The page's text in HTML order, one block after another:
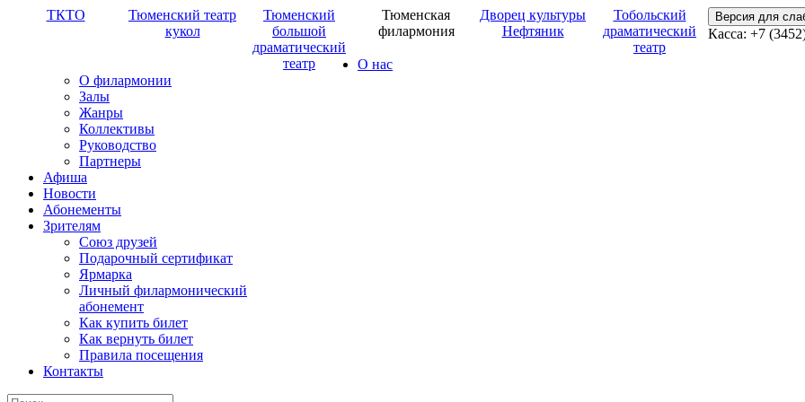
ТКТО
Тюменский театр
кукол
Тюменский
большой
драматический
театр
Тюменская
филармония
Дворец культуры
Нефтяник
Тобольский
драматический
театр
Версия для
Касса: +7
О нас
О филармонии
Залы
Жанры
Коллективы
Руководство
Партнеры
Афиша
Новости
Абонементы
Зрителям
Союз друзей
Подарочный сертификат
Ярмарка
Личный филармонический
абонемент
Как купить билет
Как вернуть билет
Правила посещения
Контакты